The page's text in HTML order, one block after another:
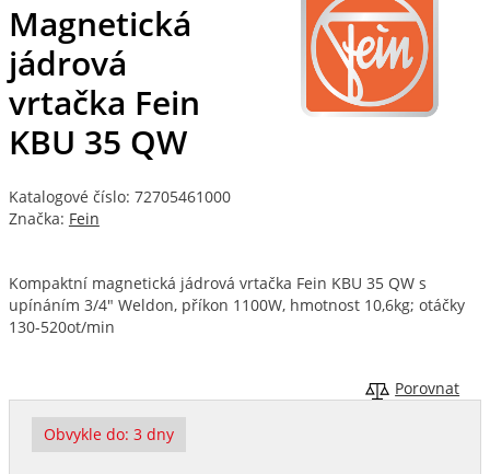
Magnetická
jádrová
vrtačka Fein
KBU 35 QW
Katalogové číslo: 72705461000
Značka: Fein
Kompaktní magnetická jádrová vrtačka Fein KBU 35 QW s
upínáním 3/4" Weldon, příkon 1100W, hmotnost 10,6kg; otáčky
130-520ot/min
Porovnat
Obvykle do: 3 dny